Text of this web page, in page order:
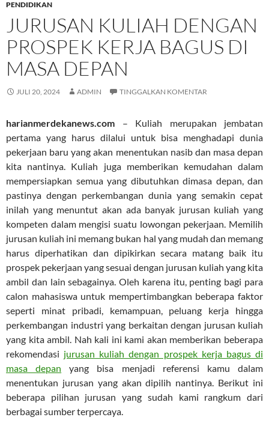
PENDIDIKAN
JURUSAN KULIAH DENGAN
PROSPEK KERJA BAGUS DI
MASA DEPAN
JULI 20, 2024 ADMIN TINGGALKAN KOMENTAR
harianmerdekanews.com – Kuliah merupakan jembatan
pertama yang harus dilalui untuk bisa menghadapi dunia
pekerjaan baru yang akan menentukan nasib dan masa depan
kita nantinya. Kuliah juga memberikan kemudahan dalam
mempersiapkan semua yang dibutuhkan dimasa depan, dan
pastinya dengan perkembangan dunia yang semakin cepat
inilah yang menuntut akan ada banyak jurusan kuliah yang
kompeten dalam mengisi suatu lowongan pekerjaan. Memilih
jurusan kuliah ini memang bukan hal yang mudah dan memang
harus diperhatikan dan dipikirkan secara matang baik itu
prospek pekerjaan yang sesuai dengan jurusan kuliah yang kita
ambil dan lain sebagainya. Oleh karena itu, penting bagi para
calon mahasiswa untuk mempertimbangkan beberapa faktor
seperti minat pribadi, kemampuan, peluang kerja hingga
perkembangan industri yang berkaitan dengan jurusan kuliah
yang kita ambil. Nah kali ini kami akan memberikan beberapa
rekomendasi jurusan kuliah dengan prospek kerja bagus di
masa depan yang bisa menjadi referensi kamu dalam
menentukan jurusan yang akan dipilih nantinya. Berikut ini
beberapa pilihan jurusan yang sudah kami rangkum dari
berbagai sumber terpercaya.